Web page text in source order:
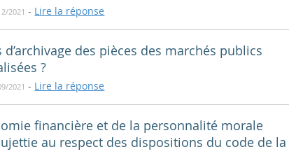
2021 - Lire la réponse
des pièces des marchés publics
?
2021 - Lire la réponse
financière et de la personnalité morale
au respect des dispositions du code de la